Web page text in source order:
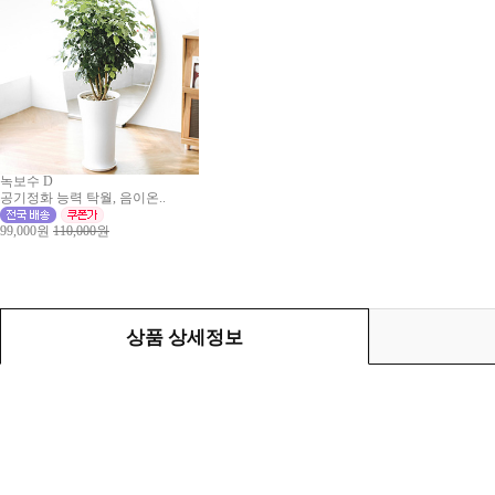
녹보수 D
공기정화 능력 탁월, 음이온..
99,000원 110,000원
상품 상세정보